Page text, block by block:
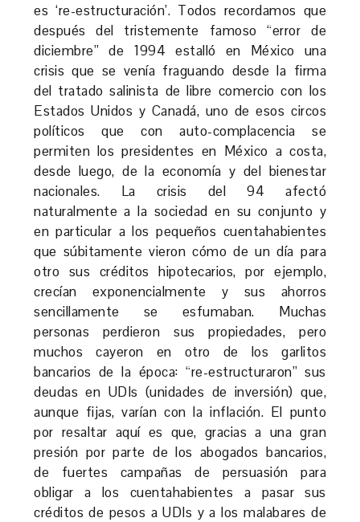
es ‘re-estructuración’. Todos recordamos que
después del tristemente famoso “error de
diciembre” de 1994 estalló en México una
crisis que se venía fraguando desde la firma
del tratado salinista de libre comercio con los
Estados Unidos y Canadá, uno de esos circos
políticos que con auto-complacencia se
permiten los presidentes en México a costa,
desde luego, de la economía y del bienestar
nacionales. La crisis del 94 afectó
naturalmente a la sociedad en su conjunto y
en particular a los pequeños cuentahabientes
que súbitamente vieron cómo de un día para
otro sus créditos hipotecarios, por ejemplo,
crecían exponencialmente y sus ahorros
sencillamente se esfumaban. Muchas
personas perdieron sus propiedades, pero
muchos cayeron en otro de los garlitos
bancarios de la época: “re-estructuraron” sus
deudas en UDIs (unidades de inversión) que,
aunque fijas, varían con la inflación. El punto
por resaltar aquí es que, gracias a una gran
presión por parte de los abogados bancarios,
de fuertes campañas de persuasión para
obligar a los cuentahabientes a pasar sus
créditos de pesos a UDIs y a los malabares de